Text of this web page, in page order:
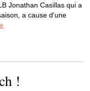
Jonathan Casillas qui a
a cause d'une
!